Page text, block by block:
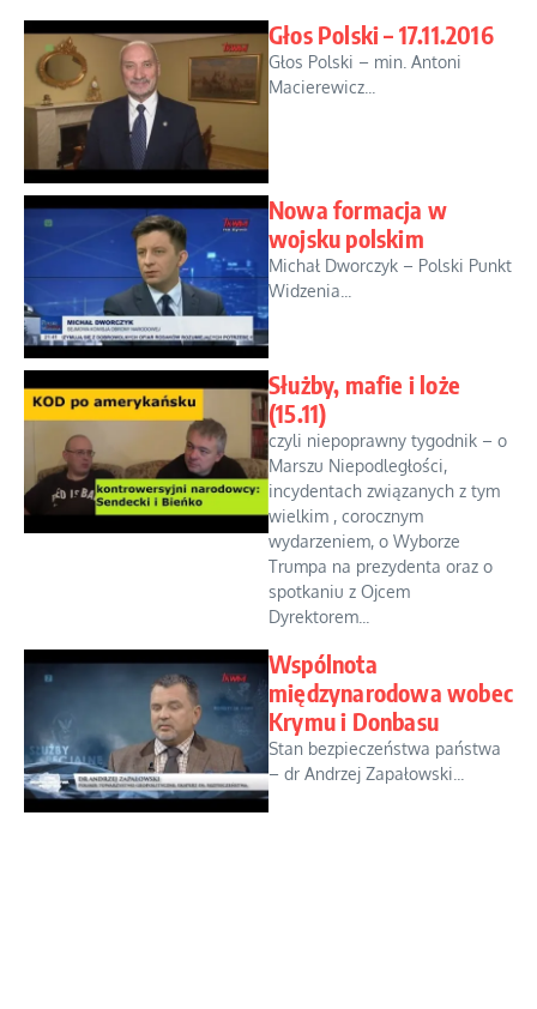
Głos Polski – 17.11.2016
Głos Polski – min. Antoni
Macierewicz...
Nowa formacja w
wojsku polskim
Michał Dworczyk – Polski Punkt
Widzenia...
Służby, mafie i loże
(15.11)
czyli niepoprawny tygodnik – o
Marszu Niepodległości,
incydentach związanych z tym
wielkim , corocznym
wydarzeniem, o Wyborze
Trumpa na prezydenta oraz o
spotkaniu z Ojcem
Dyrektorem...
Wspólnota
międzynarodowa wobec
Krymu i Donbasu
Stan bezpieczeństwa państwa
– dr Andrzej Zapałowski...